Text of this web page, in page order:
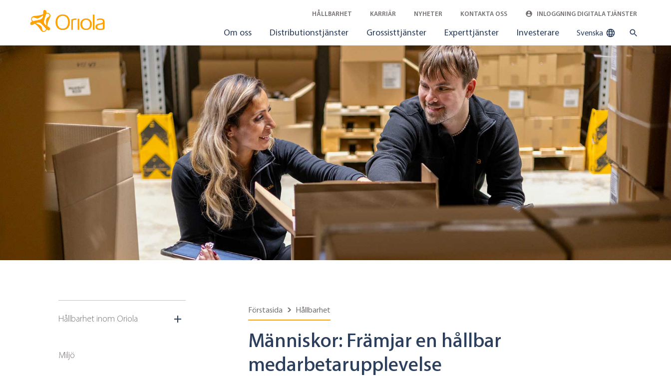
HÅLLBARHET KARRIÄR NYHETER KONTAKTA OSS INLOGGNING DIGITALA TJÄNSTER
Om oss Distributionstjänster Grossisttjänster Experttjänster Investerare Svenska
Hållbarhet inom Oriola
Miljö
Förstasida Hållbarhet
Människor: Främjar en hållbar
medarbetarupplevelse